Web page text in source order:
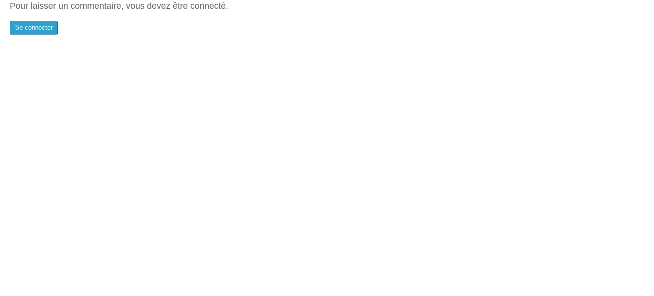
Pour laisser un commentaire, vous devez être connecté.
Se connecter